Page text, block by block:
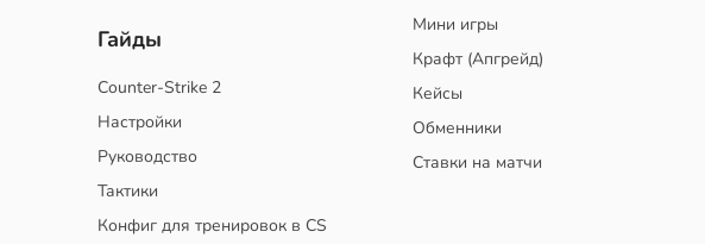
Гайды
Counter-Strike 2
Настройки
Руководство
Тактики
Конфиг для тренировок в CS
Мини игры
Крафт (Апгрейд)
Кейсы
Обменники
Ставки на матчи